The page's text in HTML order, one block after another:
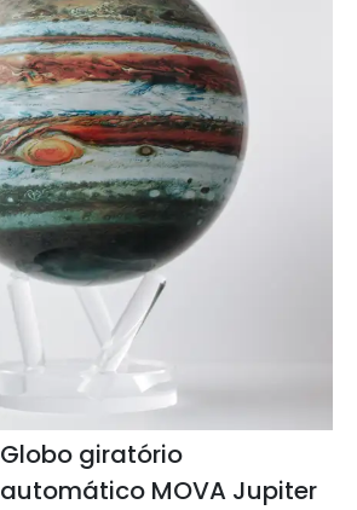
Globo giratório
automático MOVA Jupiter